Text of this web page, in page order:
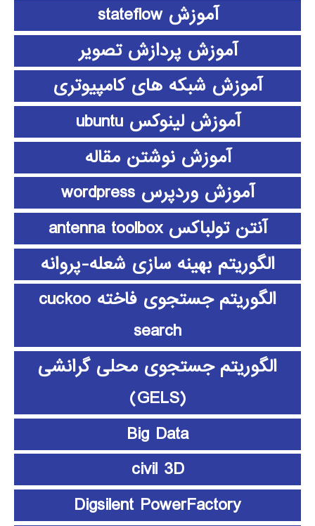
آموزش stateflow
آموزش پردازش تصویر
آموزش شبکه های کامپیوتری
آموزش لینوکس ubuntu
آموزش نوشتن مقاله
آموزش وردپرس wordpress
آنتن تولباکس antenna toolbox
الگوریتم بهینه سازی شعله-پروانه
الگوریتم جستجوی فاخته cuckoo
search
الگوریتم جستجوی محلی گرانشی
(GELS)
Big Data
civil 3D
Digsilent PowerFactory